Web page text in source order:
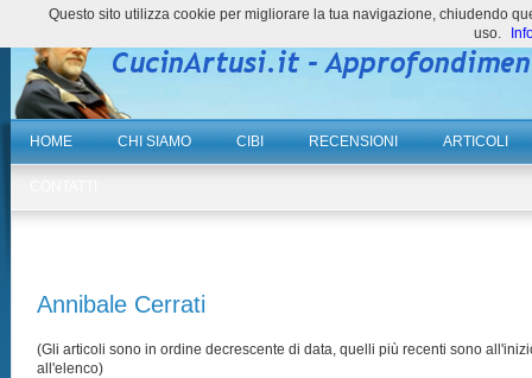
HOME CHI SIAMO CIBI RECENSIONI ARTICOLI
Annibale Cerrati
(Gli articoli sono in ordine decrescente di data, quelli più recenti sono
all'elenco)
Questo sito utilizza cookie per migliorare la tua navigazione, chiudendo
uso.